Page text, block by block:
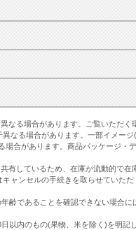
なる場合があります。ご覧いただく
なる場合があります。一部イメージ
場合があります。商品パッケージ・
有しているため、在庫が流動的で在
ャンセルの手続きを取らせていただ
齢であることを確認できない場合に
以内のもの(果物、米を除く)を明記